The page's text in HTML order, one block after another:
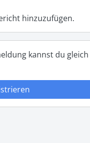
hinzuzufügen.
kannst du